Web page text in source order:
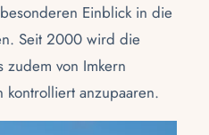
Einblick in die
Seit 2000 wird die
zudem von Imkern
kontrolliert anzupaaren.